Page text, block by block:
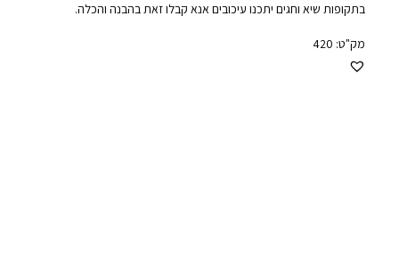
בתקופות שיא וחגים יתכנו עיכובים אנא קבלו זאת בהבנה והכלה.
מק"ט: 420